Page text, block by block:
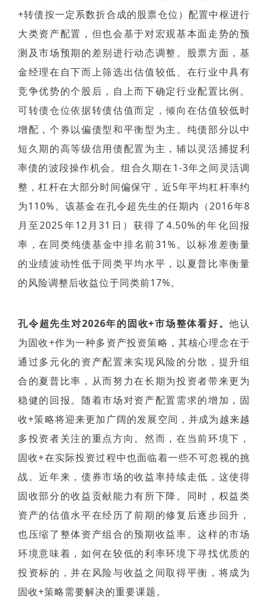
+转债按一定系数折合成的股票仓位）配置中枢进行
大类资产配置，但也会基于对宏观基本面走势的预
测及市场预期的差别进行动态调整。股票方面，基
金经理在自下而上筛选出估值较低、在行业中具有
竞争优势的个股后，自上而下确定行业配置比例。
可转债仓位依据转债估值而定，倾向在估值较低时
增配，个券以偏债型和平衡型为主。纯债部分以中
短久期的高等级信用债配置为主，辅以灵活捕捉利
率债的波段操作机会。组合久期在1-3年之间灵活调
整，杠杆在大部分时间偏保守，近5年平均杠杆率约
为110%。该基金在孔令超先生的任期内（2016年8
月至2025年12月31日）获得了4.50%的年化回报
率，在同类纯债基金中排名前31%。以标准差衡量
的业绩波动性低于同类平均水平，以夏普比率衡量
的风险调整后收益位于同类前17%。
孔令超先生对2026年的固收+市场整体看好。他认
为固收+作为一种多资产投资策略，其核心理念在于
通过多元化的资产配置来实现风险的分散，提升组
合的夏普比率，从而努力在长期为投资者带来更为
稳健的回报。随着市场对资产配置需求的增加，固
收+策略将迎来更加广阔的发展空间，并成为越来越
多投资者关注的重点方向。然而，在当前环境下，
固收+在实际投资过程中也面临着一些不可忽视的挑
战。近年来，债券市场的收益率持续走低，这使得
固收部分的收益贡献能力有所下降。同时，权益类
资产的估值水平在经历了前期的修复后逐步回升，
也压缩了整体资产组合的预期收益率。这样的市场
环境意味着，如何在较低的利率环境下寻找优质的
投资标的，并在风险与收益之间取得平衡，将成为
固收+策略需要解决的重要课题。